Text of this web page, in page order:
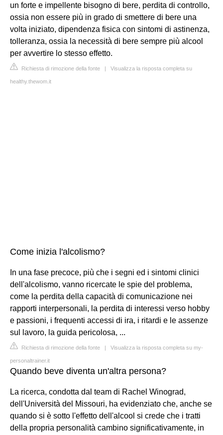
un forte e impellente bisogno di bere, perdita di controllo,
ossia non essere più in grado di smettere di bere una
volta iniziato, dipendenza fisica con sintomi di astinenza,
tolleranza, ossia la necessità di bere sempre più alcool
per avvertire lo stesso effetto.
Richiesta di rimozione della fonte | Visualizza la risposta completa su
healthy.thewom.it
Come inizia l'alcolismo?
In una fase precoce, più che i segni ed i sintomi clinici
dell'alcolismo, vanno ricercate le spie del problema,
come la perdita della capacità di comunicazione nei
rapporti interpersonali, la perdita di interessi verso hobby
e passioni, i frequenti accessi di ira, i ritardi e le assenze
sul lavoro, la guida pericolosa, ...
Richiesta di rimozione della fonte | Visualizza la risposta completa su my-
personaltrainer.it
Quando beve diventa un'altra persona?
La ricerca, condotta dal team di Rachel Winograd,
dell'Università del Missouri, ha evidenziato che, anche se
quando si è sotto l'effetto dell'alcool si crede che i tratti
della propria personalità cambino significativamente, in